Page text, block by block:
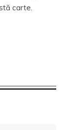
carte.